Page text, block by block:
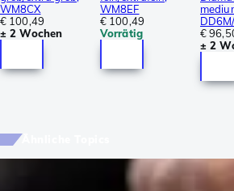
WM8CX
€ 100,49
± 2 Wochen
WM8EF
€ 100,49
Vorrätig
€
± 2